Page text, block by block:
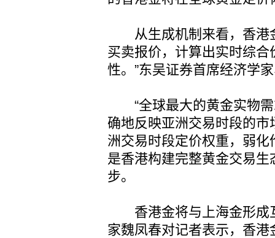
从生成机制来看，香港
买卖报价，计算出实时综合
性。”东吴证券首席经济学
“全球最大的黄金实物需
确地反映亚洲交易时段的市
洲交易时段定价权重，弱
是香港构建完整黄金交易
步。
香港金将与上海金形成
家魏凤春对记者表示，香